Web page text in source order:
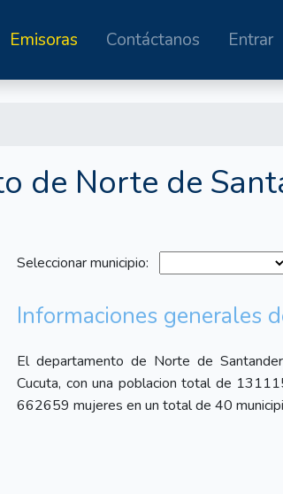
Emisoras Contáctanos Entrar
de Norte de
Seleccionar municipio:
Informaciones generales
El departamento de Norte de
Cucuta, con una poblacion total de
662659 mujeres en un total de 40